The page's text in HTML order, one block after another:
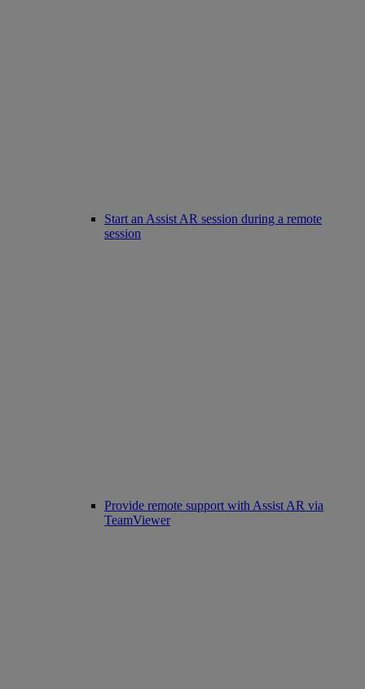
Start an Assist AR session during a remote
session
Provide remote support with Assist AR via
TeamViewer